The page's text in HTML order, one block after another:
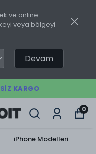
ve online
veya bölgeyi
Devam
KARGO
0
iPhone Modelleri